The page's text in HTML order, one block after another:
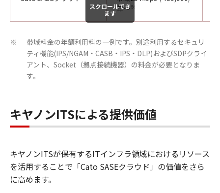
年～※
スクロールでき
ます
※
帯域料金の年額利用料の一例です。別途利用するセキュリ
ティ機能(IPS/NGAM・CASB・IPS・DLP)およびSDPクライ
アント、Socket（拠点接続機器）の料金が必要となりま
す。
キヤノンITSによる提供価値
キヤノンITSが保有するITインフラ領域におけるリソース
を活用することで「Cato SASEクラウド」の価値をさら
に高めます。